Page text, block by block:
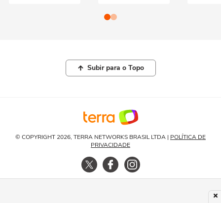
Subir para o Topo
© COPYRIGHT 2026, TERRA NETWORKS BRASIL LTDA | POLÍTICA DE
PRIVACIDADE